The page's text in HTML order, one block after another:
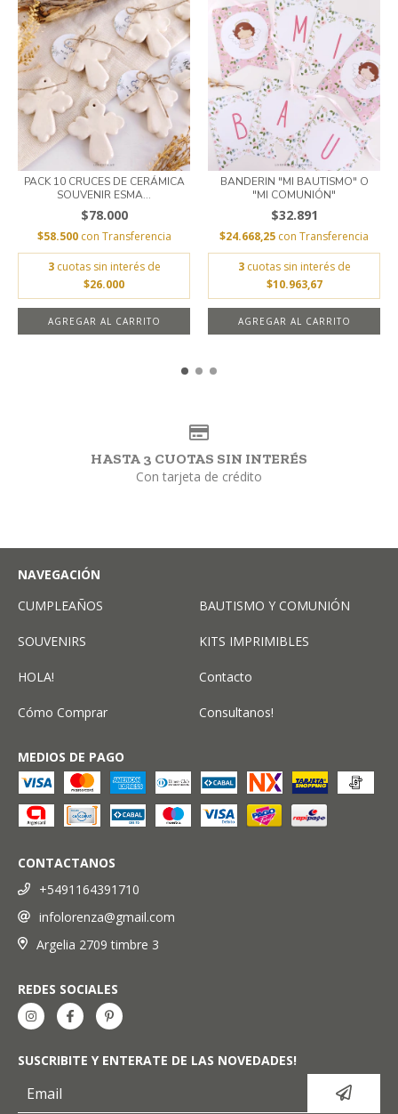
PACK 10 CRUCES DE CERÁMICA
SOUVENIR ESMA...
$78.000
$58.500 con Transferencia
3 cuotas sin interés de
$26.000
BANDERIN "MI BAUTISMO" O
"MI COMUNIÓN"
$32.891
$24.668,25 con Transferencia
3 cuotas sin interés de
$10.963,67
HASTA 3 CUOTAS SIN INTERÉS
Con tarjeta de crédito
NAVEGACIÓN
CUMPLEAÑOS
BAUTISMO Y COMUNIÓN
SOUVENIRS KITS IMPRIMIBLES
HOLA! Contacto
Cómo Comprar Consultanos!
MEDIOS DE PAGO
CONTACTANOS
+5491164391710
infolorenza@gmail.com
Argelia 2709 timbre 3
REDES SOCIALES
SUSCRIBITE Y ENTERATE DE LAS NOVEDADES!